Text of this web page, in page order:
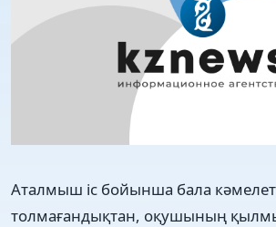
Аталмыш іс бойынша бала
толмағандықтан, оқушының